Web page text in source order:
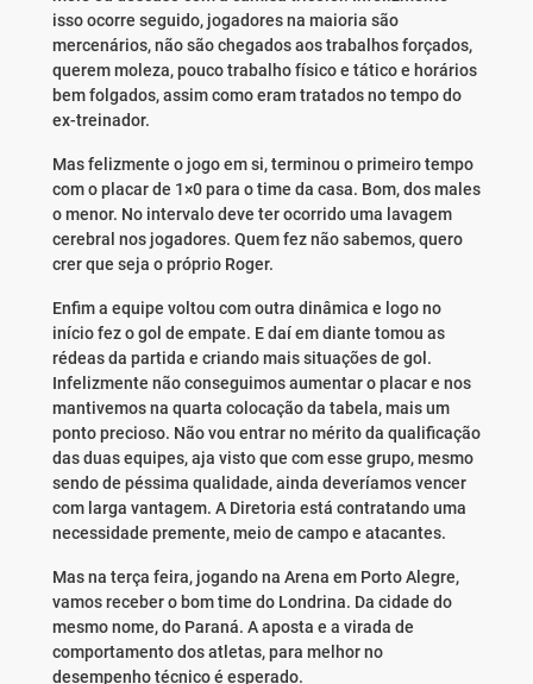
isso ocorre seguido, jogadores na maioria são
mercenários, não são chegados aos trabalhos forçados,
querem moleza, pouco trabalho físico e tático e horários
bem folgados, assim como eram tratados no tempo do
ex-treinador.
Mas felizmente o jogo em si, terminou o primeiro tempo
com o placar de 1×0 para o time da casa. Bom, dos males
o menor. No intervalo deve ter ocorrido uma lavagem
cerebral nos jogadores. Quem fez não sabemos, quero
crer que seja o próprio Roger.
Enfim a equipe voltou com outra dinâmica e logo no
início fez o gol de empate. E daí em diante tomou as
rédeas da partida e criando mais situações de gol.
Infelizmente não conseguimos aumentar o placar e nos
mantivemos na quarta colocação da tabela, mais um
ponto precioso. Não vou entrar no mérito da qualificação
das duas equipes, aja visto que com esse grupo, mesmo
sendo de péssima qualidade, ainda deveríamos vencer
com larga vantagem. A Diretoria está contratando uma
necessidade premente, meio de campo e atacantes.
Mas na terça feira, jogando na Arena em Porto Alegre,
vamos receber o bom time do Londrina. Da cidade do
mesmo nome, do Paraná. A aposta e a virada de
comportamento dos atletas, para melhor no
desempenho técnico é esperado.